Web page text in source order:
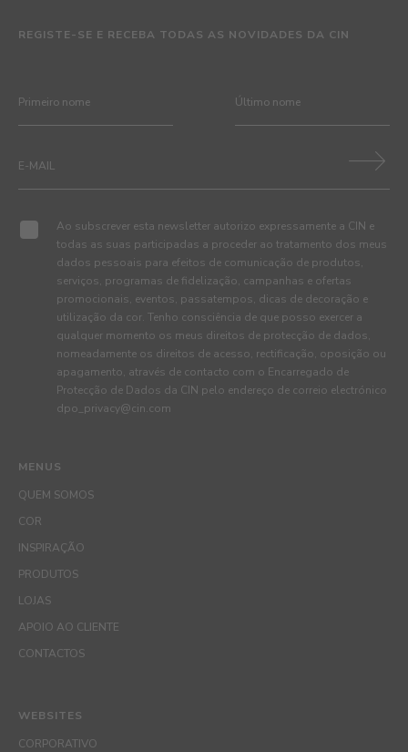
MENUS
QUEM SOMOS
COR
INSPIRAÇÃO
PRODUTOS
LOJAS
APOIO AO CLIENTE
CONTACTOS
REGISTE-SE E RECEBA TODAS AS NOVIDADES DA CIN
Ao subscrever esta newsletter autorizo expressamente a CIN e
todas as suas participadas a proceder ao tratamento dos meus
dados pessoais para efeitos de comunicação de produtos,
serviços, programas de fidelização, campanhas e ofertas
promocionais, eventos, passatempos, dicas de decoração e
utilização da cor. Tenho consciência de que posso exercer a
qualquer momento os meus direitos de protecção de dados,
nomeadamente os direitos de acesso, rectificação, oposição ou
apagamento, através de contacto com o Encarregado de
Protecção de Dados da CIN pelo endereço de correio electrónico
dpo_privacy@cin.com
WEBSITES
CORPORATIVO